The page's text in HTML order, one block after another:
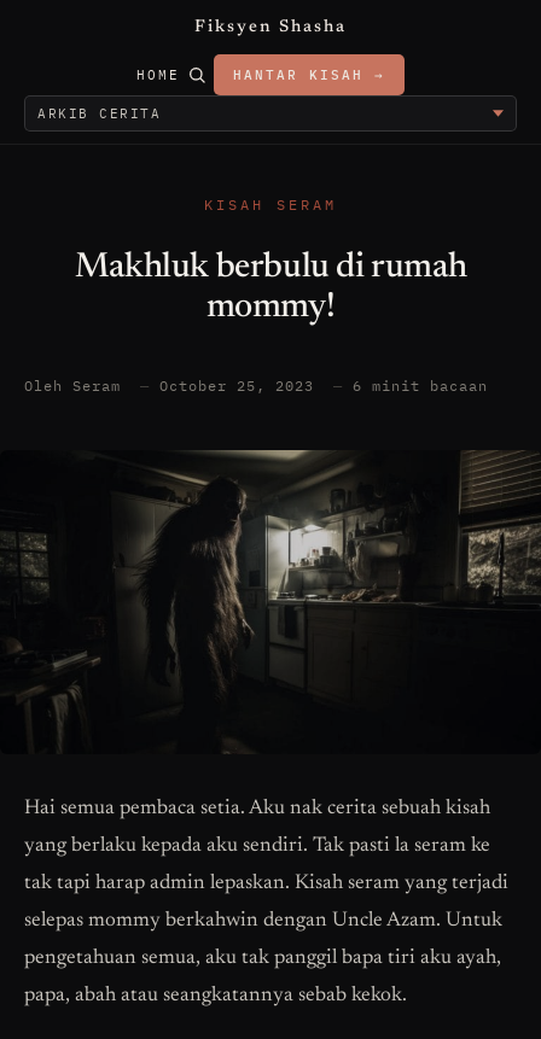
Fiksyen Shasha
HOME HANTAR KISAH →
KISAH SERAM
Makhluk berbulu di rumah
mommy!
Oleh Seram — October 25, 2023 — 6 minit bacaan
Hai semua pembaca setia. Aku nak cerita sebuah kisah
yang berlaku kepada aku sendiri. Tak pasti la seram ke
tak tapi harap admin lepaskan. Kisah seram yang terjadi
selepas mommy berkahwin dengan Uncle Azam. Untuk
pengetahuan semua, aku tak panggil bapa tiri aku ayah,
papa, abah atau seangkatannya sebab kekok.